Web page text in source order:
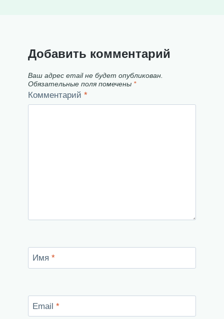
Добавить комментарий
Ваш адрес email не будет опубликован.
Обязательные поля помечены *
Комментарий *
Имя *
Email *